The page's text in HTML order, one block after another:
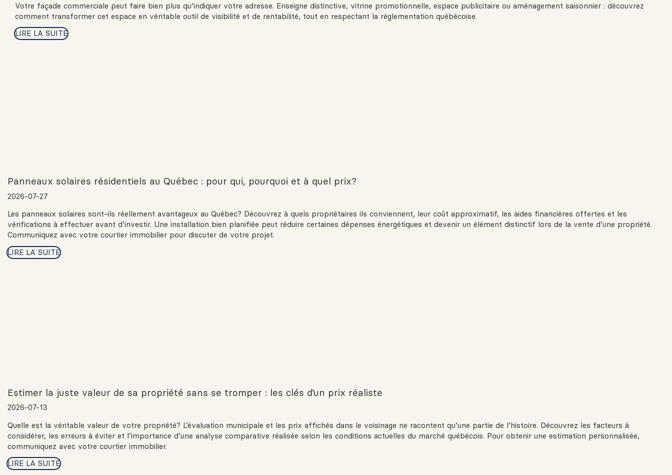
Votre façade commerciale peut faire bien plus qu’indiquer votre adresse. Enseigne distinctive, vitrine promotionnelle, espace publicitaire ou aménagement saisonnier : découvrez
comment transformer cet espace en véritable outil de visibilité et de rentabilité, tout en respectant la réglementation québécoise.
LIRE LA SUITE
Panneaux solaires résidentiels au Québec : pour qui, pourquoi et à quel prix?
2026-07-27
Les panneaux solaires sont-ils réellement avantageux au Québec? Découvrez à quels propriétaires ils conviennent, leur coût approximatif, les aides financières offertes et les
vérifications à effectuer avant d’investir. Une installation bien planifiée peut réduire certaines dépenses énergétiques et devenir un élément distinctif lors de la vente d’une propriété.
Communiquez avec votre courtier immobilier pour discuter de votre projet.
LIRE LA SUITE
Estimer la juste valeur de sa propriété sans se tromper : les clés d’un prix réaliste
2026-07-13
Quelle est la véritable valeur de votre propriété? L’évaluation municipale et les prix affichés dans le voisinage ne racontent qu’une partie de l’histoire. Découvrez les facteurs à
considérer, les erreurs à éviter et l’importance d’une analyse comparative réalisée selon les conditions actuelles du marché québécois. Pour obtenir une estimation personnalisée,
communiquez avec votre courtier immobilier.
LIRE LA SUITE